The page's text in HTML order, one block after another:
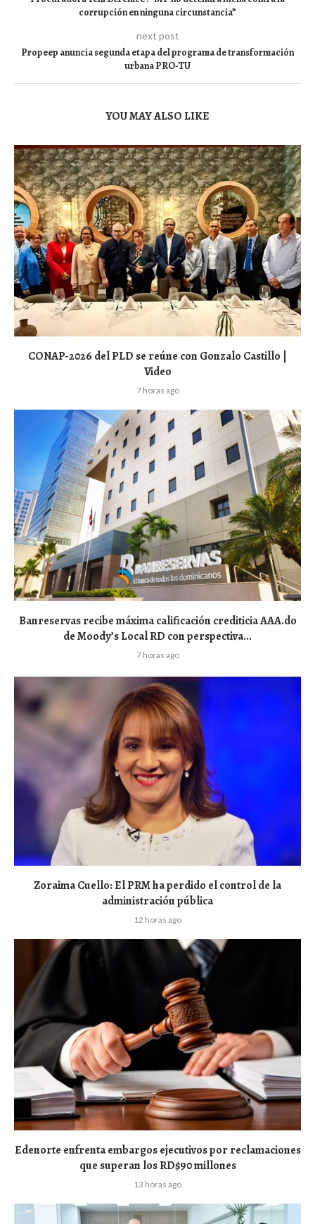
corrupción en ninguna circunstancia”
next post
Propeep anuncia segunda etapa del programa de transformación
urbana PRO-TU
YOU MAY ALSO LIKE
CONAP-2026 del PLD se reúne con Gonzalo Castillo |
Video
7 horas ago
Banreservas recibe máxima calificación crediticia AAA.do
de Moody’s Local RD con perspectiva...
7 horas ago
Zoraima Cuello: El PRM ha perdido el control de la
administración pública
12 horas ago
Edenorte enfrenta embargos ejecutivos por reclamaciones
que superan los RD$90 millones
13 horas ago